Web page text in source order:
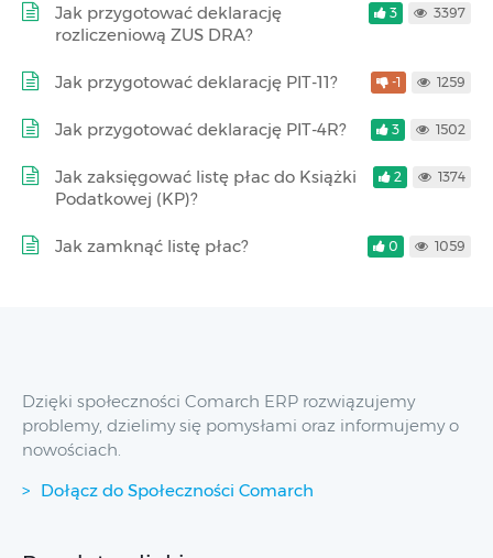
Jak przygotować deklarację
rozliczeniową ZUS DRA?
3 3397
Jak przygotować deklarację PIT-11? -1 1259
Jak przygotować deklarację PIT-4R? 3 1502
Jak zaksięgować listę płac do Książki
Podatkowej (KP)?
2 1374
Jak zamknąć listę płac? 0 1059
Dzięki społeczności Comarch ERP rozwiązujemy
problemy, dzielimy się pomysłami oraz informujemy o
nowościach.
Dołącz do Społeczności Comarch